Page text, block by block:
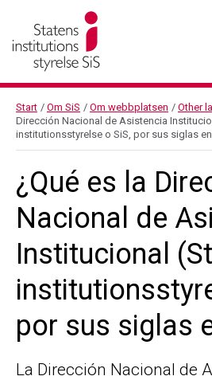
Start / Om SiS / Om webbplatsen / Other
Dirección Nacional de Asistencia
institutionsstyrelse o SiS, por sus siglas
¿Qué es la
Nacional de
Institucional
por sus siglas
La Dirección Nacional de